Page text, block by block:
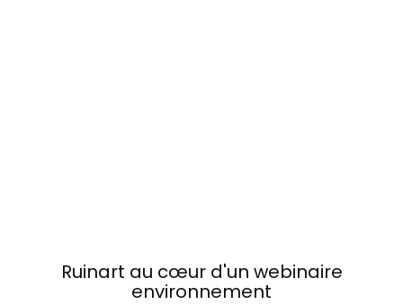
Ruinart au cœur d'un webinaire
environnement